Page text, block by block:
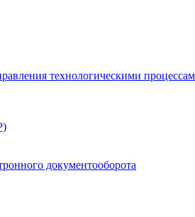
технологическими
документооборота